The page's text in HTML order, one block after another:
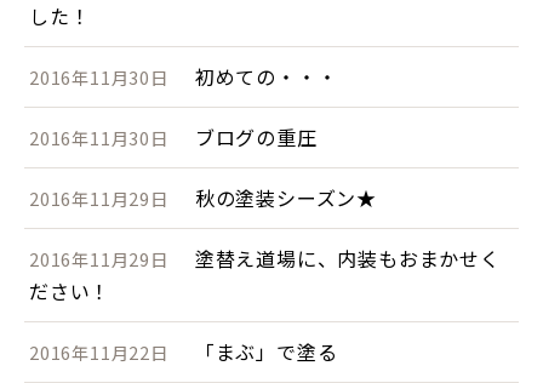
した！
2016年11月30日 初めての・・・
2016年11月30日 ブログの重圧
2016年11月29日 秋の塗装シーズン★
2016年11月29日
塗替え道場に、内装もおまかせく
ださい！
2016年11月22日 「まぶ」で塗る